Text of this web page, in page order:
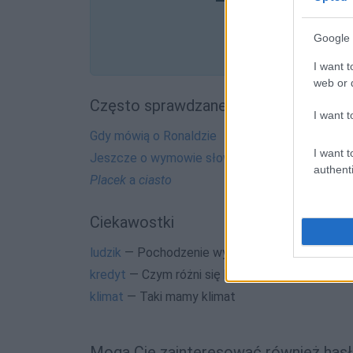
Google
I want
web or
I want
I want
Często sprawdzane
Gdy mówią o Ronaldzie
Jeszcze o wymowie słowa
Placek a ciasto
Ciekawostki
ludzik — Pochodzenie wyrazu
kredyt — Czym różni się kredyt od pożyczki
klimat — Taki mamy klimat